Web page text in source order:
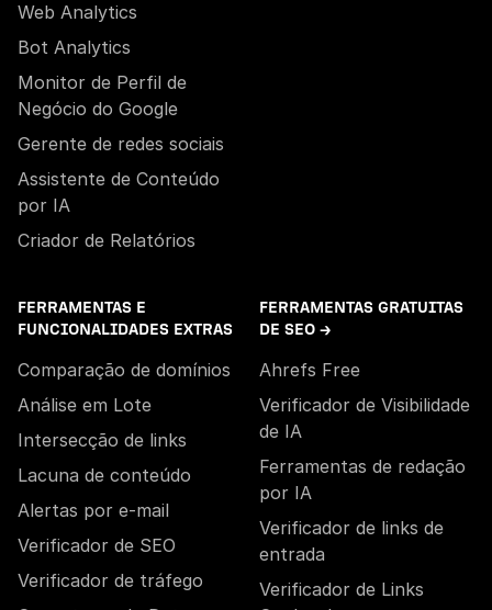
Web Analytics
Bot Analytics
Monitor de Perfil de
Negócio do Google
Gerente de redes sociais
Assistente de Conteúdo
por IA
Criador de Relatórios
FERRAMENTAS E
FUNCIONALIDADES EXTRAS
Comparação de domínios
Análise em Lote
Intersecção de links
Lacuna de conteúdo
Alertas por e-mail
Verificador de SEO
Verificador de tráfego
FERRAMENTAS GRATUITAS
DE SEO →
Ahrefs Free
Verificador de Visibilidade
de IA
Ferramentas de redação
por IA
Verificador de links de
entrada
Verificador de Links